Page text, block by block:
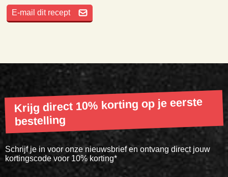
E-mail dit recept
Krijg direct 10% korting op je eerste
bestelling
Schrijf je in voor onze nieuwsbrief en ontvang direct jouw
kortingscode voor 10% korting*